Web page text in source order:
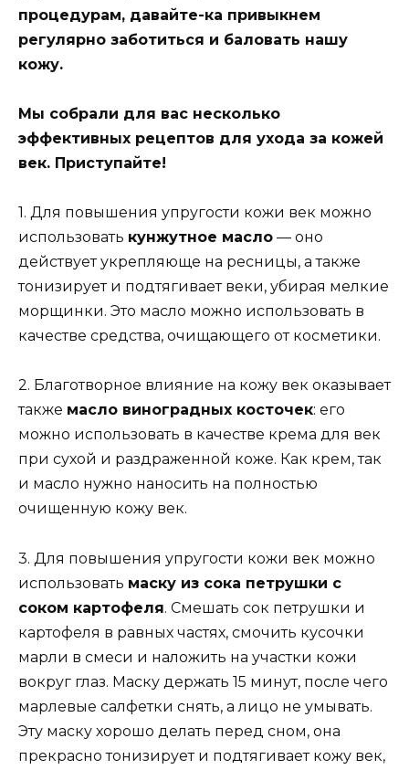
процедурам, давайте-ка привыкнем
регулярно заботиться и баловать нашу
кожу.
Мы собрали для вас несколько
эффективных рецептов для ухода за кожей
век. Приступайте!
1. Для повышения упругости кожи век можно
использовать кунжутное масло — оно
действует укрепляюще на ресницы, а также
тонизирует и подтягивает веки, убирая мелкие
морщинки. Это масло можно использовать в
качестве средства, очищающего от косметики.
2. Благотворное влияние на кожу век оказывает
также масло виноградных косточек: его
можно использовать в качестве крема для век
при сухой и раздраженной коже. Как крем, так
и масло нужно наносить на полностью
очищенную кожу век.
3. Для повышения упругости кожи век можно
использовать маску из сока петрушки с
соком картофеля. Смешать сок петрушки и
картофеля в равных частях, смочить кусочки
марли в смеси и наложить на участки кожи
вокруг глаз. Маску держать 15 минут, после чего
марлевые салфетки снять, а лицо не умывать.
Эту маску хорошо делать перед сном, она
прекрасно тонизирует и подтягивает кожу век,